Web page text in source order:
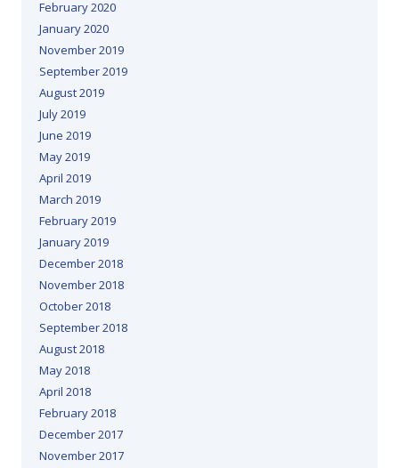
February 2020
January 2020
November 2019
September 2019
August 2019
July 2019
June 2019
May 2019
April 2019
March 2019
February 2019
January 2019
December 2018
November 2018
October 2018
September 2018
August 2018
May 2018
April 2018
February 2018
December 2017
November 2017